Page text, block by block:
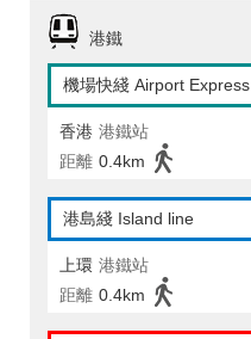
港鐵
機場快綫 Airport Express
香港 港鐵站
距離 0.4km
港島綫 Island line
上環 港鐵站
距離 0.4km